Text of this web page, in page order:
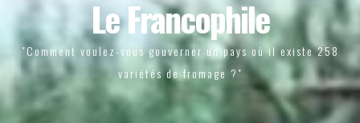
Le Francophile
"Comment voulez-vous gouverner un pays où il existe 258
variétés de fromage ?"